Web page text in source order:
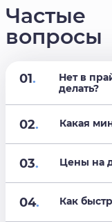
Частые
вопросы
01.
Нет в
делать?
02. Какая
03. Цены на
04. Как